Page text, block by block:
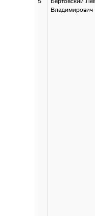
Владимирович